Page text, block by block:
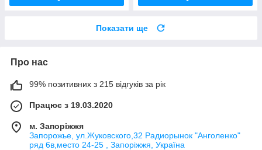
Показати ще
Про нас
99% позитивних з 215 відгуків за рік
Працює з 19.03.2020
м. Запоріжжя
Запорожье, ул.Жуковского,32 Радиорынок "Анголенко"
ряд 6в,место 24-25 , Запоріжжя, Україна